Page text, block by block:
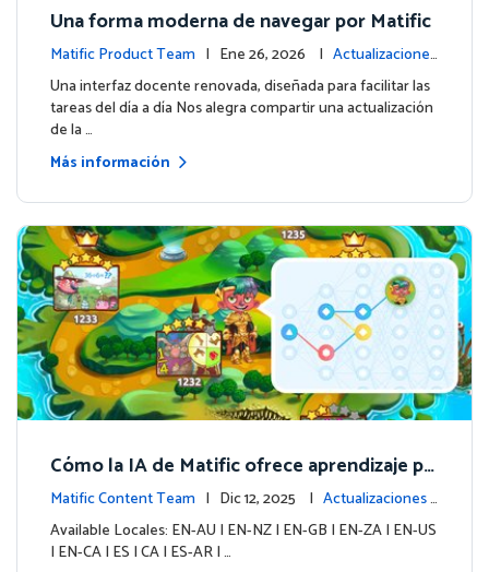
Una forma moderna de navegar por Matific
Matific Product Team | Ene 26, 2026 | Actualizaciones
de la plataforma
Una interfaz docente renovada, diseñada para facilitar las
tareas del día a día Nos alegra compartir una actualización
de la …
Más información
Cómo la IA de Matific ofrece aprendizaje pe
rsonalizado en la Isla de las Aventuras
Matific Content Team | Dic 12, 2025 | Actualizaciones d
e contenido
Available Locales: EN-AU | EN-NZ | EN-GB | EN-ZA | EN-US
| EN-CA | ES | CA | ES-AR | …